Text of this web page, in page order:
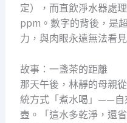
定），而直飲淨水器處
ppm。數字的背後，是
力，與肉眼永遠無法看
故事：一盞茶的距離
那天午後，林靜的母親
統方式「煮水喝」——自
壺。「這水多乾淨，還